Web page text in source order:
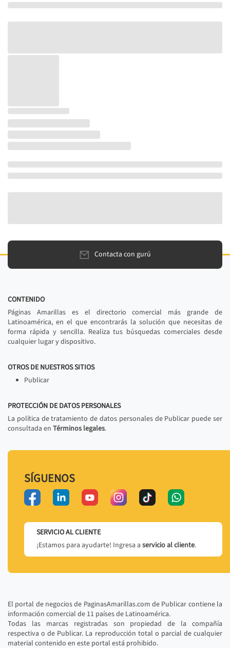
Contacta con gurú
CONTENIDO
Páginas Amarillas es el directorio comercial más grande de
Latinoamérica, en el que encontrarás la solución que necesitas de
forma rápida y sencilla. Realiza tus búsquedas comerciales desde
cualquier lugar y dispositivo.
OTROS DE NUESTROS SITIOS
Publicar
PROTECCIÓN DE DATOS PERSONALES
La política de tratamiento de datos personales de Publicar puede ser
consultada en Términos legales.
SÍGUENOS
SERVICIO AL CLIENTE
¡Estamos para ayudarte! Ingresa a servicio al cliente.
El portal de negocios de PaginasAmarillas.com de Publicar contiene la
información comercial de 11 países de Latinoamérica.
Todas las marcas registradas son propiedad de la compañía
respectiva o de Publicar. La reproducción total o parcial de cualquier
material contenido en este portal está prohibido.